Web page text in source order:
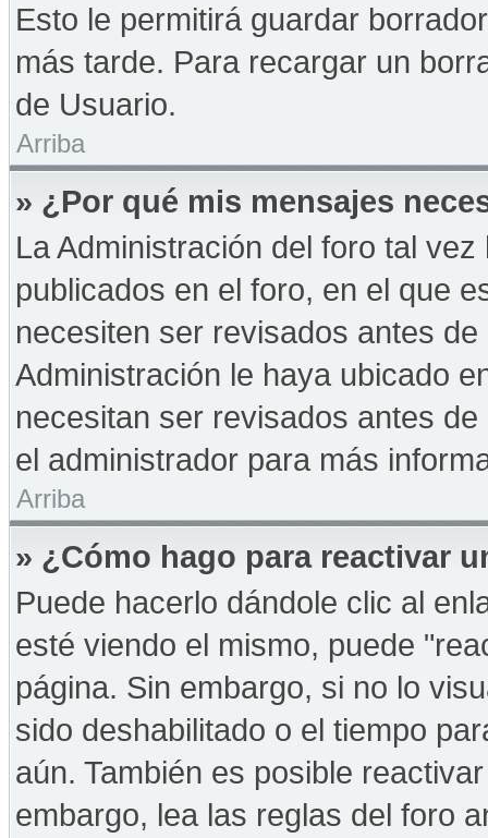
Esto le permitirá guardar
más tarde. Para recargar un
de Usuario.
Arriba
» ¿Por qué mis mensajes
La Administración del foro tal
publicados en el foro, en el que
necesiten ser revisados antes
Administración le haya ubicado
necesitan ser revisados antes
el administrador para más
Arriba
» ¿Cómo hago para reactivar
Puede hacerlo dándole clic al
esté viendo el mismo, puede
página. Sin embargo, si no lo
sido deshabilitado o el tiempo
aún. También es posible
embargo, lea las reglas del foro